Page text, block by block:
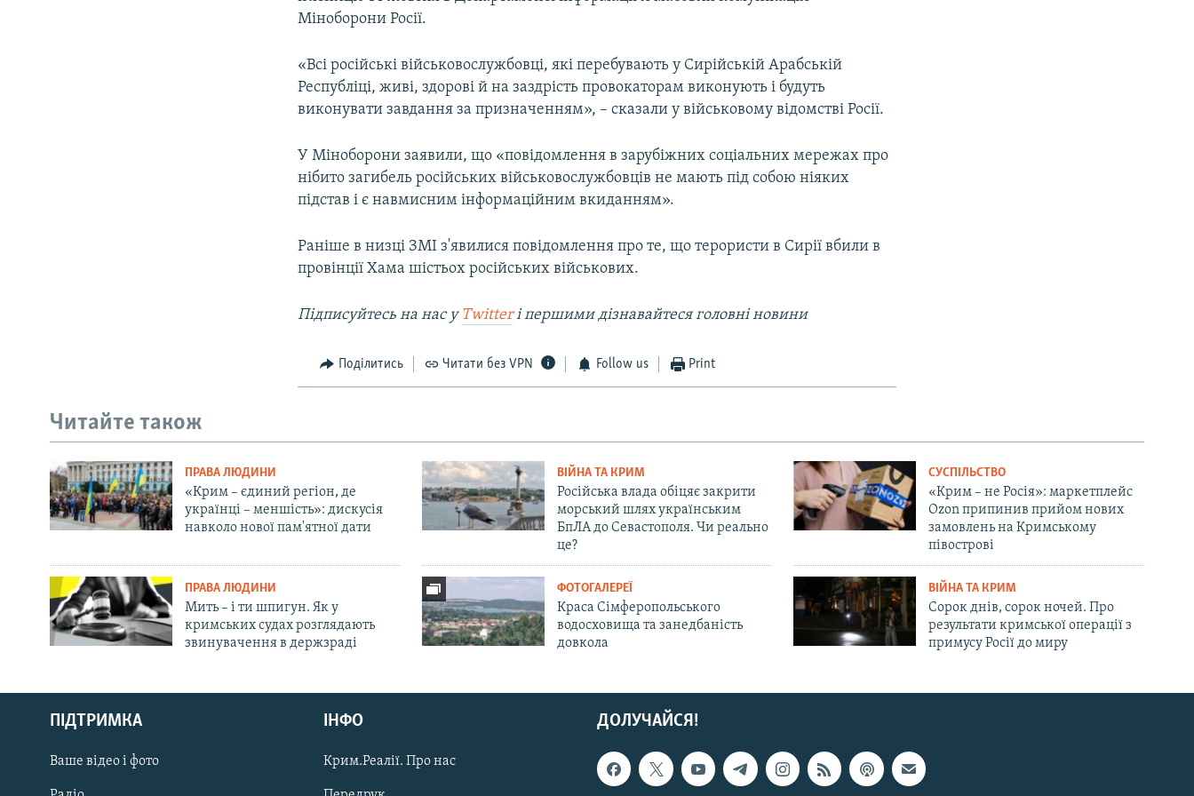
Русский
Qırımtatar
ДОЛУЧАЙСЯ!
Міноборони Росії.
«Всі російські військовослужбовці, які перебувають у Сирійській Арабській
Республіці, живі, здорові й на заздрість провокаторам виконують і будуть
виконувати завдання за призначенням», – сказали у військовому відомстві Росії.
У Міноборони заявили, що «повідомлення в зарубіжних соціальних мережах про
нібито загибель російських військовослужбовців не мають під собою ніяких
підстав і є навмисним інформаційним вкиданням».
Раніше в низці ЗМІ з'явилися повідомлення про те, що терористи в Сирії вбили в
провінції Хама шістьох російських військових.
Підписуйтесь на наc у Twitterі першими дізнавайтеся головні новини
Поділитись Читати без VPN Follow us Print
Читайте також
ПРАВА ЛЮДИНИ
«Крим – єдиний регіон, де
українці – меншість»: дискусія
навколо нової пам'ятної дати
ВІЙНА ТА КРИМ
Російська влада обіцяє закрити
морський шлях українським
БпЛА до Севастополя. Чи реально
це?
СУСПІЛЬСТВО
«Крим – не Росія»: маркетплейс
Ozon припинив прийом нових
замовлень на Кримському
півострові
ПРАВА ЛЮДИНИ
Мить – і ти шпигун. Як у
кримських судах розглядають
звинувачення в держзраді
ФОТОГАЛЕРЕЇ
Краса Сімферопольського
водосховища та занедбаність
довкола
ВІЙНА ТА КРИМ
Сорок днів, сорок ночей. Про
результати кримської операції з
примусу Росії до миру
ДОЛУЧАЙСЯ!
ПІДТРИМКА
Ваше відео і фото
ІНФО
Крим.Реалії. Про нас